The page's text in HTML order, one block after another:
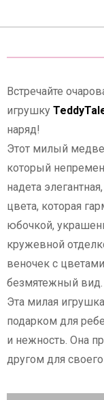
Встречайте
игрушку
наряд!
Этот милый
который
надета
цвета, которая
юбочкой,
кружевной
веночек с
безмятежный вид.
Эта милая игрушка
подарком для
и нежность. Она
другом для